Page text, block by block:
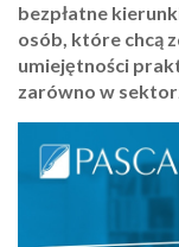
bezpłatne
osób, które chcą
umiejętności
zarówno w